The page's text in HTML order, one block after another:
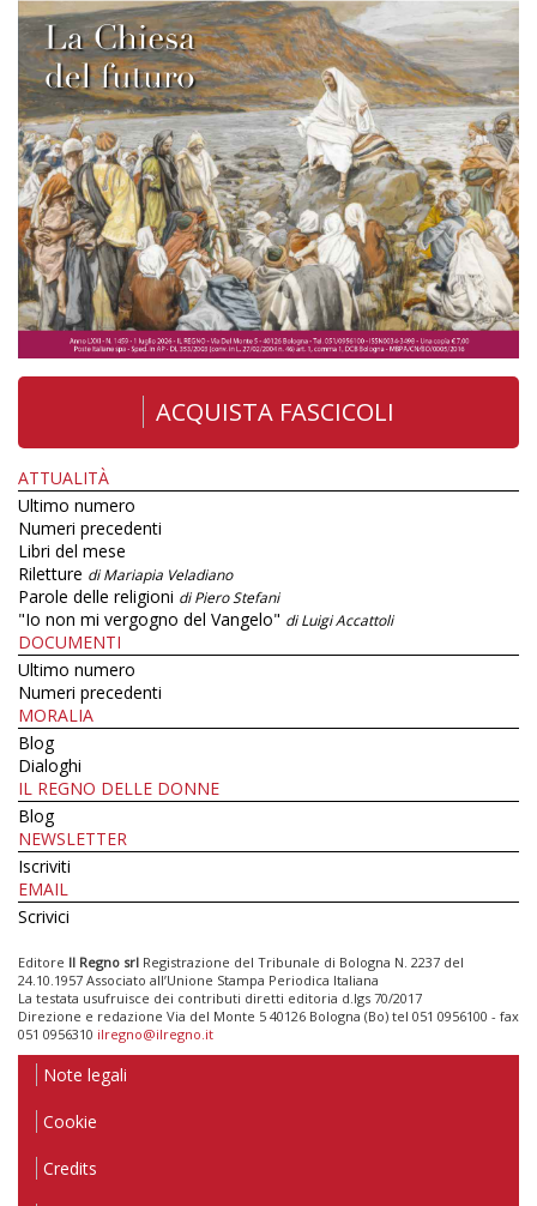
ACQUISTA FASCICOLI
ATTUALITÀ
Ultimo numero
Numeri precedenti
Libri del mese
Riletture di Mariapia Veladiano
Parole delle religioni di Piero Stefani
"Io non mi vergogno del Vangelo" di Luigi Accattoli
DOCUMENTI
Ultimo numero
Numeri precedenti
MORALIA
Blog
Dialoghi
IL REGNO DELLE DONNE
Blog
NEWSLETTER
Iscriviti
EMAIL
Scrivici
Editore Il Regno srl Registrazione del Tribunale di Bologna N. 2237 del
24.10.1957 Associato all’Unione Stampa Periodica Italiana
La testata usufruisce dei contributi diretti editoria d.lgs 70/2017
Direzione e redazione Via del Monte 5 40126 Bologna (Bo) tel 051 0956100 - fax
051 0956310 ilregno@ilregno.it
Note legali
Cookie
Credits